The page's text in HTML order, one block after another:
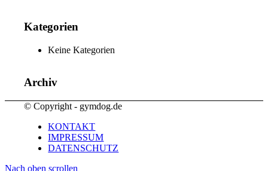
Kategorien
Keine Kategorien
Archiv
© Copyright - gymdog.de
KONTAKT
IMPRESSUM
DATENSCHUTZ
Nach oben scrollen